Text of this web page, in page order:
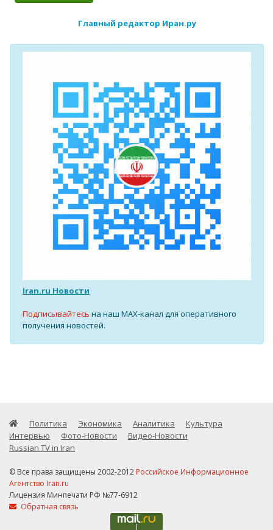
Главный редактор Иран.ру
Iran.ru Новости
Подписывайтесь на наш MAX-канал для оперативного
получения новостей.
Политика Экономика Аналитика
Культура
Интервью
Фото-Новости
Видео-Новости
Russian TV in Iran
© Все права защищены 2002-2012 Российское Информационное
Агентство Iran.ru
Лицензия Минпечати РФ №77-6912
Обратная связь